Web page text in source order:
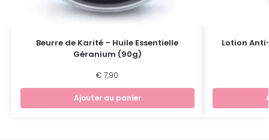
Beurre de Karité – Huile Essentielle
Géranium (90g)
€ 7,90
Ajouter au panier
Lotion